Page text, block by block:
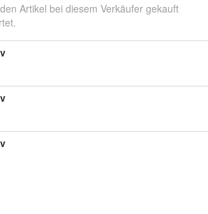
Artikel bei diesem Verkäufer gekauft